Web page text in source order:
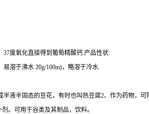
度氧化直接得到葡萄精酸钙.产品性状:
溶于沸水 20g/100m)，略溶于冷水.
液半固态的豆花，有时也叫热豆腐2、作为药物
。可用于谷类及其制品，饮料。